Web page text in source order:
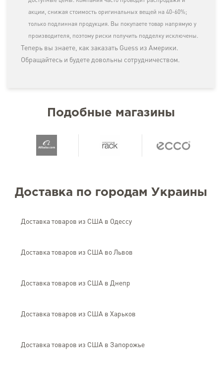
акции, снижая стоимость оригинальных вещей на 40-60%;
только подлинная продукция. Вы покупаете товар напрямую у
производителя, поэтому риски получить подделку исключены.
Теперь вы знаете, как заказать Guess из Америки.
Обращайтесь и будете довольны сотрудничеством.
Подобные магазины
Доставка по городам Украины
Доставка товаров из США в Одессу
Доставка товаров из США во Львов
Доставка товаров из США в Днепр
Доставка товаров из США в Харьков
Доставка товаров из США в Запорожье